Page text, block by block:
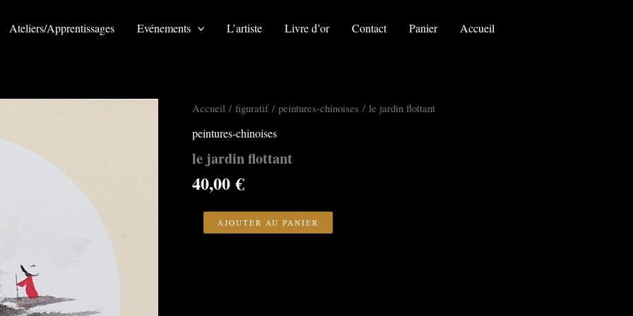
Ateliers/Apprentissages Evénements L’artiste Livre d’or Contact Panier Accueil
Accueil / figuratif/ peintures-chinoises / le jardin flottant
peintures-chinoises
le jardin flottant
40,00€
AJOUTER AU PANIER
jardin